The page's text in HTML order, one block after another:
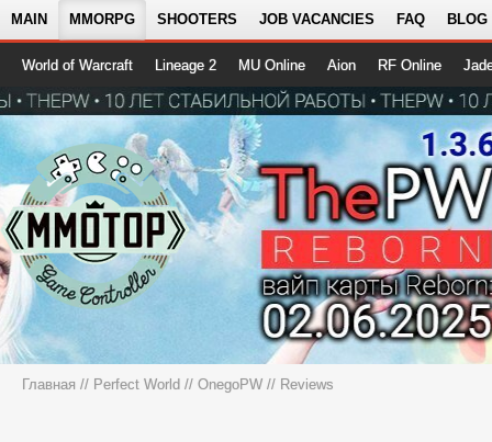
MAIN MMORPG SHOOTERS JOB VACANCIES FAQ BLOG
World of Warcraft Lineage 2 MU Online Aion RF Online
Главная // Perfect World // OnegoPW // Reviews